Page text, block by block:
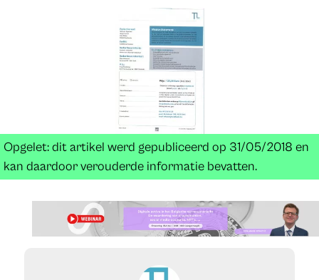
Opgelet: dit artikel werd gepubliceerd op 31/05/2018 en
kan daardoor verouderde informatie bevatten.